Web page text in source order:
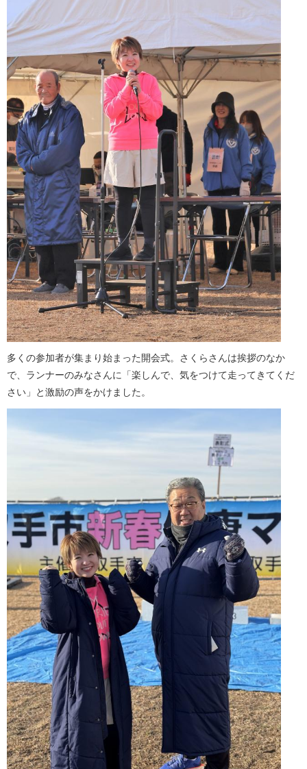
多くの参加者が集まり始まった開会式。さくらさんは挨拶のなか
で、ランナーのみなさんに「楽しんで、気をつけて走ってきてくだ
さい」と激励の声をかけました。